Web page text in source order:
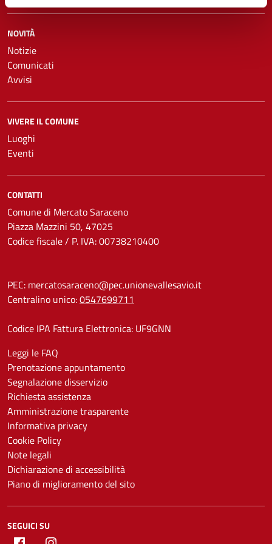
NOVITÀ
Notizie
Comunicati
Avvisi
VIVERE IL COMUNE
Luoghi
Eventi
CONTATTI
Comune di Mercato Saraceno
Piazza Mazzini 50, 47025
Codice fiscale / P. IVA: 00738210400
PEC: mercatosaraceno@pec.unionevallesavio.it
Centralino unico:0547699711
Codice IPA Fattura Elettronica: UF9GNN
Leggi le FAQ
Prenotazione appuntamento
Segnalazione disservizio
Richiesta assistenza
Amministrazione trasparente
Informativa privacy
Cookie Policy
Note legali
Dichiarazione di accessibilità
Piano di miglioramento del sito
SEGUICI SU